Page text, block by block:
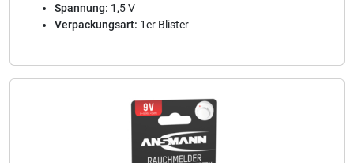
Spannung: 1,5 V
Verpackungsart: 1er Blister